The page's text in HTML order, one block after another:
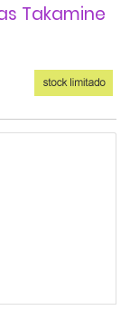
Takamine